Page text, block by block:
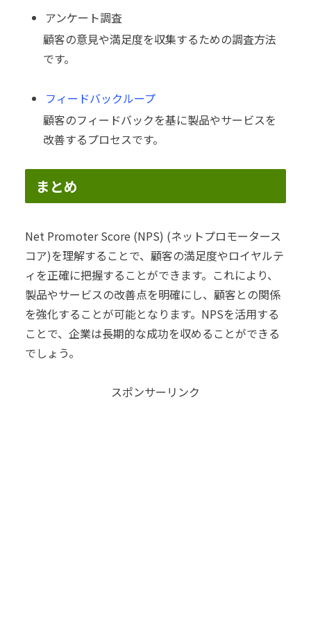
アンケート調査
顧客の意見や満足度を収集するための調査方法
です。
フィードバックループ
顧客のフィードバックを基に製品やサービスを
改善するプロセスです。
まとめ
Net Promoter Score (NPS) (ネットプロモータース
コア)を理解することで、顧客の満足度やロイヤルテ
ィを正確に把握することができます。これにより、
製品やサービスの改善点を明確にし、顧客との関係
を強化することが可能となります。NPSを活用する
ことで、企業は長期的な成功を収めることができる
でしょう。
スポンサーリンク